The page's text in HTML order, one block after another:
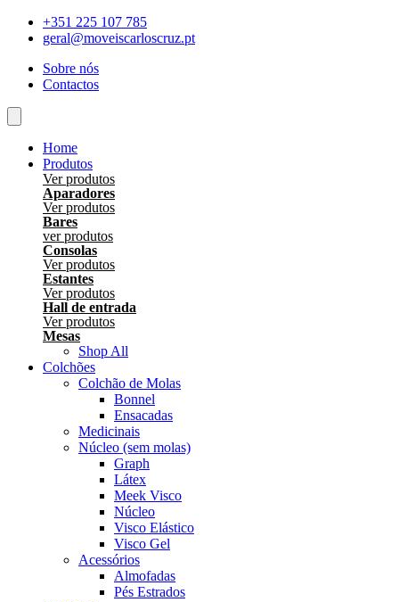
Skip
+351 225 107 785
geral@moveiscarloscruz.pt
Sobre nós
Contactos
Home
Produtos
Ver produtos
Aparadores
Ver produtos
Bares
ver produtos
Consolas
Ver produtos
Estantes
Ver produtos
Hall de entrada
Ver produtos
Mesas
Shop All
Colchões
Colchão de Molas
Bonnel
Ensacadas
Medicinais
Núcleo (sem molas)
Graph
Látex
Meek Visco
Núcleo
Visco Elástico
Visco Gel
Acessórios
Almofadas
Pés Estrados